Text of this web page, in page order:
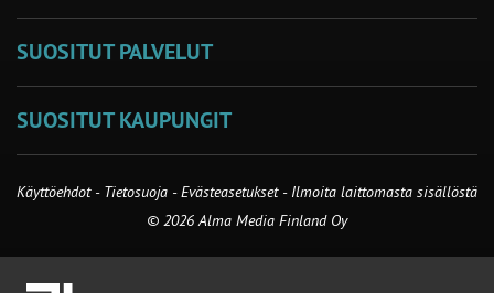
SUOSITUT PALVELUT
SUOSITUT KAUPUNGIT
Käyttöehdot - Tietosuoja -Evästeasetukset- Ilmoita laittomasta sisällöstä
© 2026 Alma Media Finland Oy